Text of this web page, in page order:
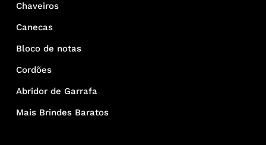
Chaveiros
Canecas
Bloco de notas
Cordões
Abridor de Garrafa
Mais Brindes Baratos